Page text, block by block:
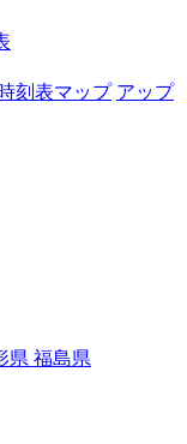
刻表マップ アップ
県 福島県